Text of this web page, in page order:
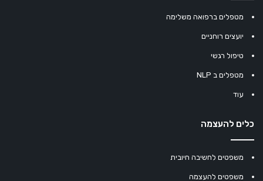
מטפלים ברפואה משלימה
יועצים רוחניים
טיפול רגשי
מטפלים ב NLP
עוד
כלים להעצמה
משפטים לחשיבה חיובית
משפטים להעצמה